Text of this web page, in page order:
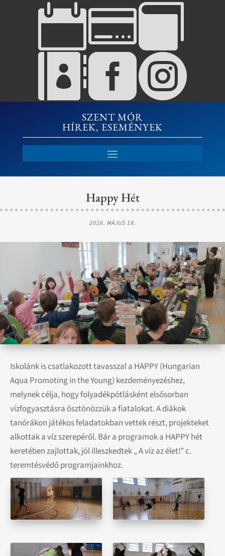


SZENT MÓR
HÍREK, ESEMÉNYEK
Happy Hét
2026. MÁJUS 18.
Iskolánk is csatlakozott tavasszal a HAPPY (Hungarian
Aqua Promoting in the Young) kezdeményezéshez,
melynek célja, hogy folyadékpótlásként elsősorban
vízfogyasztásra ösztönözzük a fiatalokat. A diákok
tanórákon játékos feladatokban vettek részt, projekteket
alkottak a víz szerepéről. Bár a programok a HAPPY hét
keretében zajlottak, jól illeszkedtek „ A víz az élet!” c.
teremtésvédő programjainkhoz.